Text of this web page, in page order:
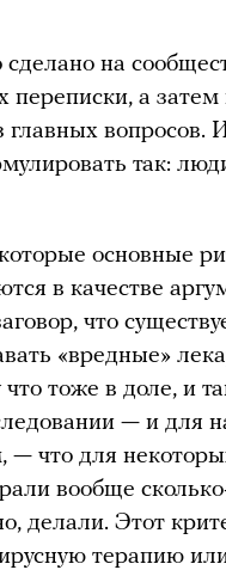
на
переписки, а затем
вопросов.
так:
основные
в качестве
что
«вредные»
тоже в доле, и
— и для
— что для
вообще
делали. Этот
терапию